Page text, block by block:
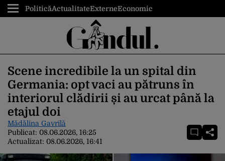
PoliticăActualitateExterneEconomic
Scene incredibile la un spital din
Germania: opt vaci au pătruns în
interiorul clădirii și au urcat până la
etajul doi
Mădălina Gavrilă
Publicat: 08.06.2026, 16:25
Actualizat: 08.06.2026, 16:41